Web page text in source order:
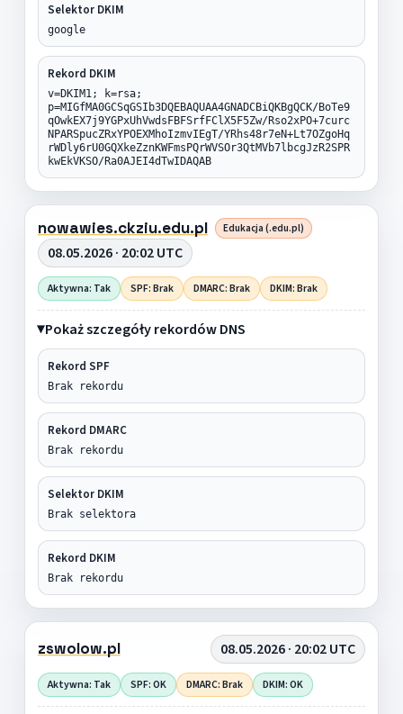
Selektor DKIM
google
Rekord DKIM
v=DKIM1; k=rsa;
p=MIGfMA0GCSqGSIb3DQEBAQUAA4GNADCBiQKBgQCK/BoTe9
qOwkEX7j9YGPxUhVwdsFBFSrfFClX5F5Zw/Rso2xPO+7curc
NPARSpucZRxYPOEXMhoIzmvIEgT/YRhs48r7eN+Lt7OZgoHq
rWDly6rU0GQXkeZznKWFmsPQrWVSOr3QtMVb7lbcgJzR2SPR
kwEkVKSO/Ra0AJEI4dTwIDAQAB
nowawies.ckziu.edu.pl Edukacja (.edu.pl)
08.05.2026 · 20:02 UTC
Aktywna: Tak SPF: Brak DMARC: Brak DKIM: Brak
Pokaż szczegóły rekordów DNS
Rekord SPF
Brak rekordu
Rekord DMARC
Brak rekordu
Selektor DKIM
Brak selektora
Rekord DKIM
Brak rekordu
zswolow.pl 08.05.2026 · 20:02 UTC
Aktywna: Tak SPF: OK DMARC: Brak DKIM: OK